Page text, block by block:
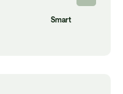
Smart